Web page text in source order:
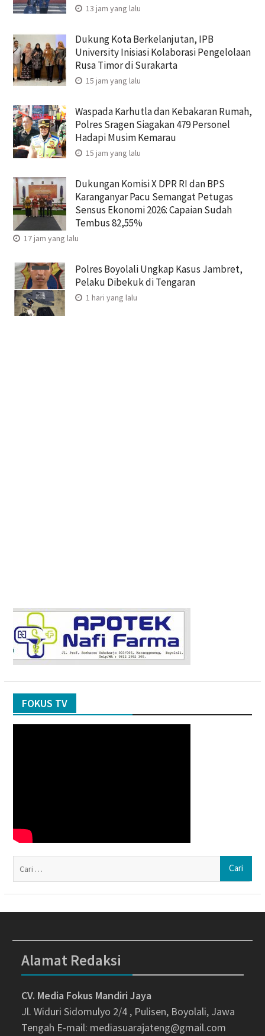
13 jam yang lalu
Dukung Kota Berkelanjutan, IPB
University Inisiasi Kolaborasi Pengelolaan
Rusa Timor di Surakarta
15 jam yang lalu
Waspada Karhutla dan Kebakaran Rumah,
Polres Sragen Siagakan 479 Personel
Hadapi Musim Kemarau
15 jam yang lalu
Dukungan Komisi X DPR RI dan BPS
Karanganyar Pacu Semangat Petugas
Sensus Ekonomi 2026: Capaian Sudah
Tembus 82,55%
17 jam yang lalu
Polres Boyolali Ungkap Kasus Jambret,
Pelaku Dibekuk di Tengaran
1 hari yang lalu
FOKUS TV
Alamat Redaksi
CV. Media Fokus Mandiri Jaya
Jl. Widuri Sidomulyo 2/4 , Pulisen, Boyolali, Jawa
Tengah E-mail: mediasuarajateng@gmail.com